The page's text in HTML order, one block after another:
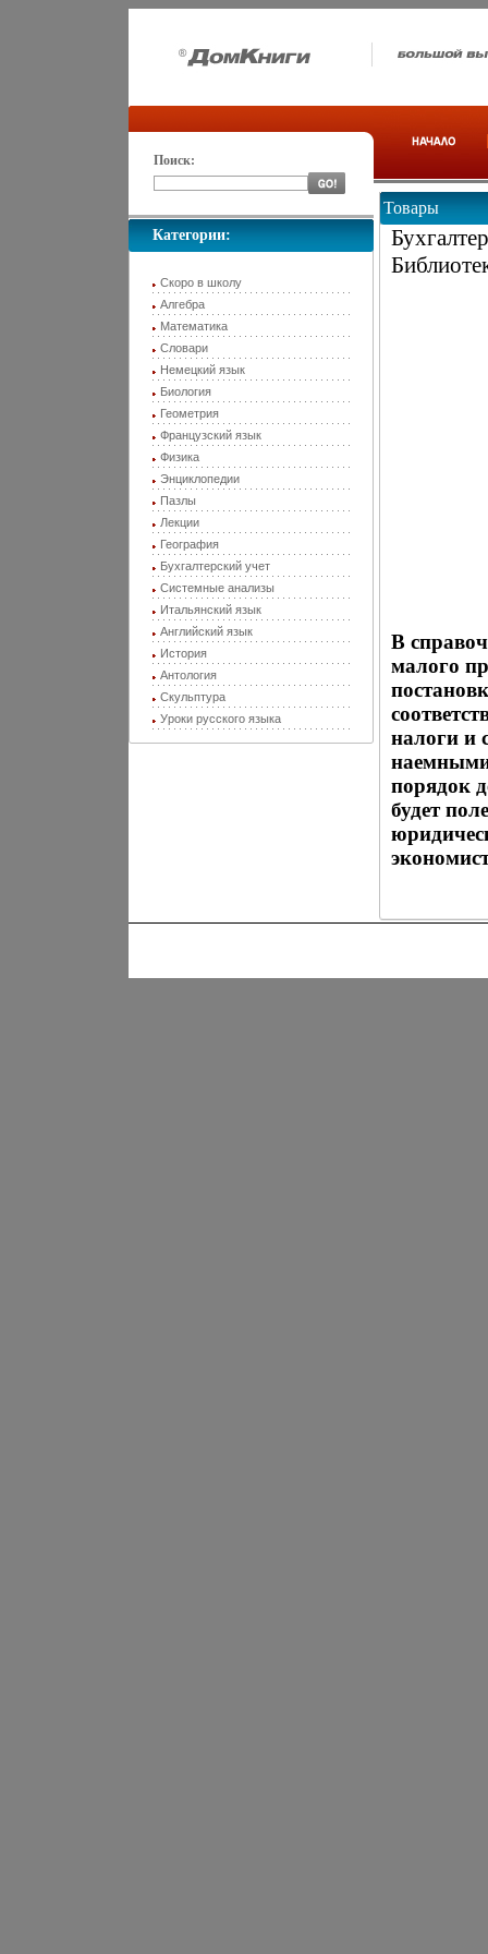
Поиск:
Категории:
Скоро в школу
Алгебра
Математика
Словари
Немецкий язык
Биология
Геометрия
Французский язык
Физика
Энциклопедии
Пазлы
Лекции
География
Бухгалтерский учет
Системные анализы
Итальянский язык
Английский язык
История
Антология
Скульптура
Уроки русского языка
Товары
В
малого
налоги и
наемными
порядок
будет